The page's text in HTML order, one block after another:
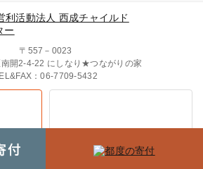
〒557－0023
南開2-4-22 にしなり★つながりの家
：06-7709-5432
© 2019 西成チャイルド・
センター All Rights Reserved.